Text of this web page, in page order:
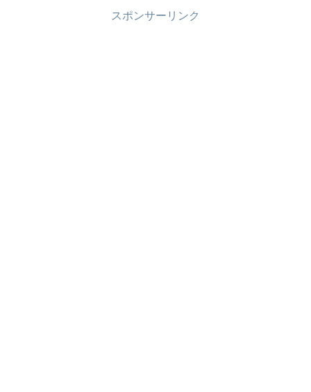
スポンサーリンク